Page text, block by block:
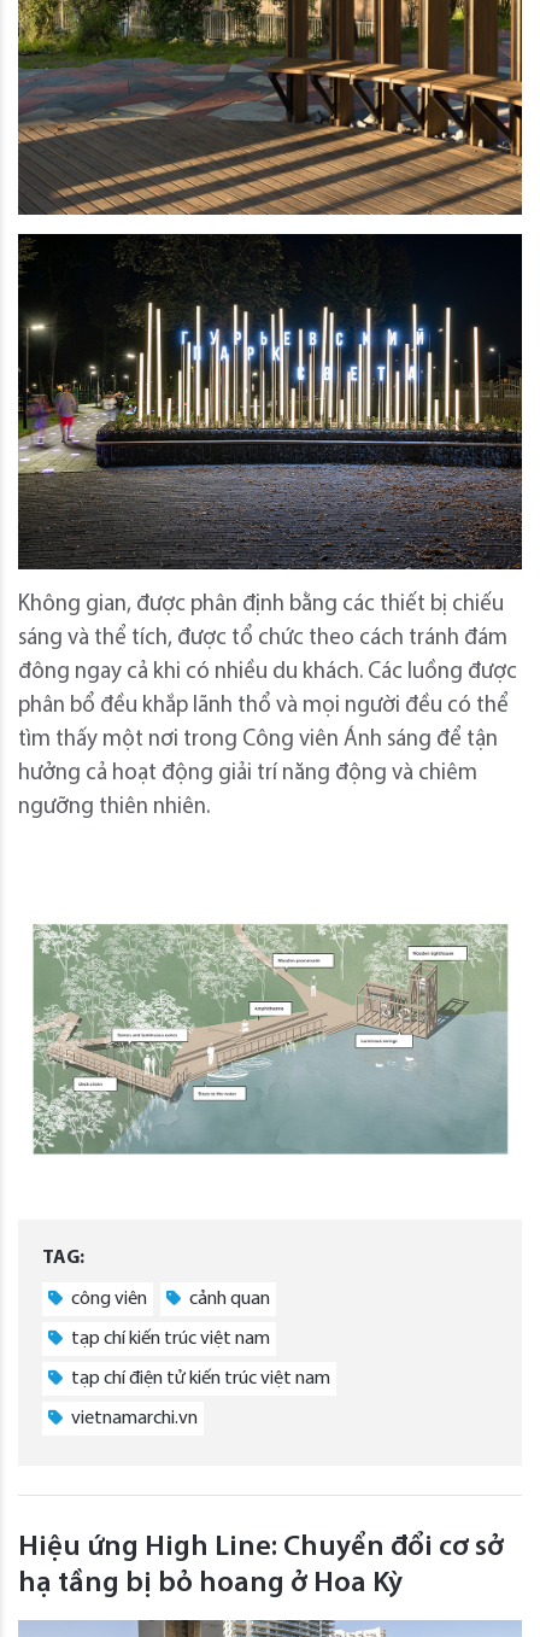
Không gian, được phân định bằng các thiết bị chiếu
sáng và thể tích, được tổ chức theo cách tránh đám
đông ngay cả khi có nhiều du khách. Các luồng được
phân bổ đều khắp lãnh thổ và mọi người đều có thể
tìm thấy một nơi trong Công viên Ánh sáng để tận
hưởng cả hoạt động giải trí năng động và chiêm
ngưỡng thiên nhiên.
TAG:
công viên cảnh quan
tạp chí kiến trúc việt nam
tạp chí điện tử kiến trúc việt nam
vietnamarchi.vn
Hiệu ứng High Line: Chuyển đổi cơ sở
hạ tầng bị bỏ hoang ở Hoa Kỳ